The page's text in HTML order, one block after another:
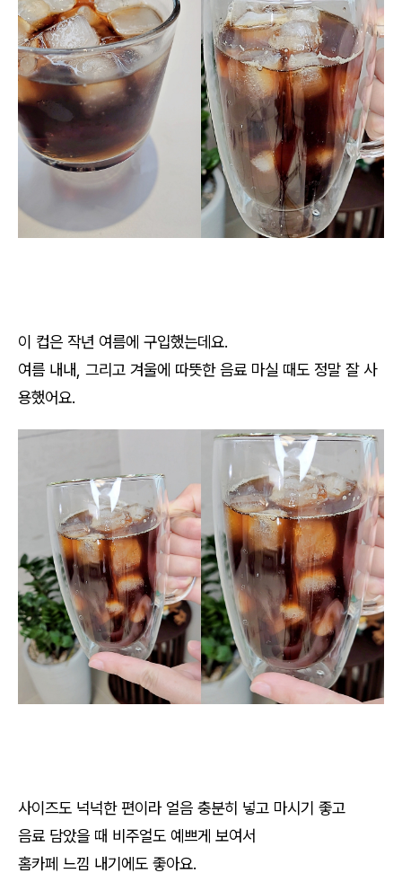
이 컵은 작년 여름에 구입했는데요.
여름 내내, 그리고 겨울에 따뜻한 음료 마실 때도 정말 잘 사
용했어요.
사이즈도 넉넉한 편이라 얼음 충분히 넣고 마시기 좋고
음료 담았을 때 비주얼도 예쁘게 보여서
홈카페 느낌 내기에도 좋아요.